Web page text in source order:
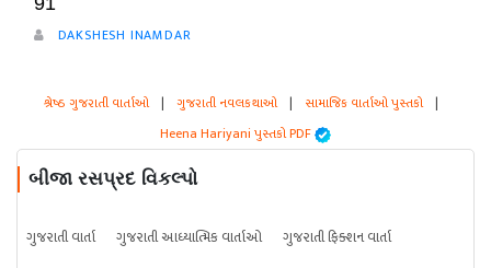
DAKSHESH INAMDAR
શ્રેષ્ઠ ગુજરાતી વાર્તાઓ | ગુજરાતી નવલકથાઓ | સામાજિક વાર્તાઓ પુસ્તકો |
Heena Hariyani પુસ્તકો PDF
બીજા રસપ્રદ વિકલ્પો
ગુજરાતી વાર્તા ગુજરાતી આધ્યાત્મિક વાર્તાઓ
ગુજરાતી ફિક્શન વાર્તા